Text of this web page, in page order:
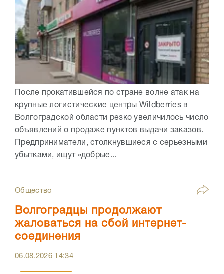
После прокатившейся по стране волне атак на
крупные логистические центры Wildberries в
Волгоградской области резко увеличилось число
объявлений о продаже пунктов выдачи заказов.
Предприниматели, столкнувшиеся с серьезными
убытками, ищут «добрые...
Общество
Волгоградцы продолжают
жаловаться на сбой интернет-
соединения
06.08.2026 14:34